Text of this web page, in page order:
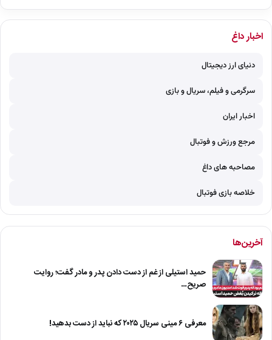
اخبار داغ
دنیای ارز دیجیتال
سرگرمی و فیلم، سریال و بازی
اخبار ایران
مرجع ورزش و فوتبال
مصاحبه های داغ
خلاصه بازی فوتبال
آخرین‌ها
حمید استیلی از غم از دست دادن پدر و مادر گفت؛ روایت
صریح…
معرفی ۶ مینی سریال ۲۰۲۵ که نباید از دست بدهید!